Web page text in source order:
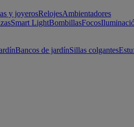
y joyerosRelojesAmbientadores
Smart LightBombillasFocos
Bancos de jardínSillas colgantes